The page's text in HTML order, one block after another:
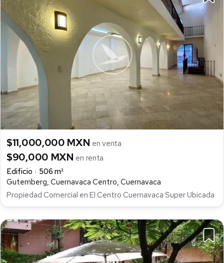
$11,000,000 MXN en venta
$90,000 MXN en renta
Edificio
506 m²
Gutemberg, Cuernavaca Centro, Cuernavaca
Propiedad Comercial en El Centro Cuernavaca Super Ubicada